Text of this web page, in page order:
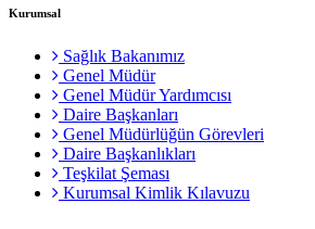
Kurumsal
Sağlık Bakanımız
Genel Müdür
Genel Müdür Yardımcısı
Daire Başkanları
Genel Müdürlüğün Görevleri
Daire Başkanlıkları
Teşkilat Şeması
Kurumsal Kimlik Kılavuzu